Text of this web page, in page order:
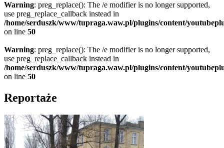
Warning: preg_replace(): The /e modifier is no longer supported,
use preg_replace_callback instead in
/home/serduszk/www/tupraga.waw.pl/plugins/content/
on line 50
Warning: preg_replace(): The /e modifier is no longer supported,
use preg_replace_callback instead in
/home/serduszk/www/tupraga.waw.pl/plugins/content/
on line 50
Reportaże